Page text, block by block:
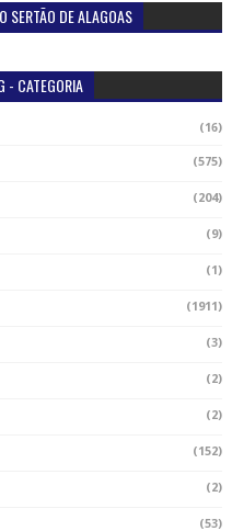
SERTÃO DE ALAGOAS
- CATEGORIA
(16)
(575)
(204)
(9)
(1)
(1911)
(3)
(2)
(2)
(152)
(2)
(53)